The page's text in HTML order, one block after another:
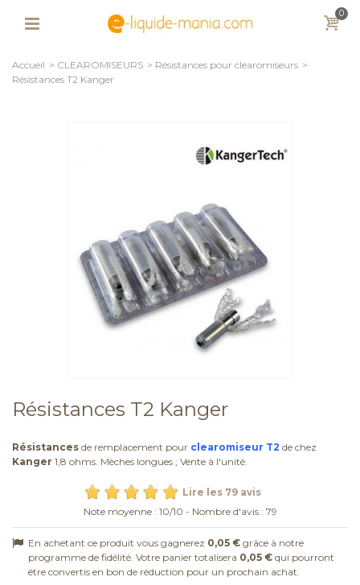
0
Accueil > CLEAROMISEURS > Résistances pour clearomiseurs >
Résistances T2 Kanger
Résistances T2 Kanger
Résistances de remplacement pour clearomiseur T2 de chez
Kanger 1,8 ohms. Mèches longues ; Vente à l'unité.
Lire les 79 avis
Note moyenne : 10/10 - Nombre d'avis : 79
En achetant ce produit vous gagnerez 0,05 € grâce à notre
programme de fidélité. Votre panier totalisera 0,05 € qui pourront
être convertis en bon de réduction pour un prochain achat.